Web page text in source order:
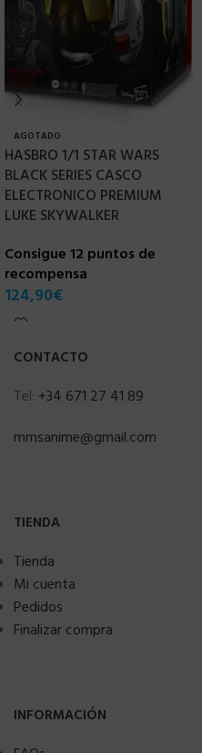
AGOTADO
HASBRO 1/1 STAR WARS
BLACK SERIES CASCO
ELECTRONICO PREMIUM
LUKE SKYWALKER
Consigue 12 puntos de
recompensa
124,90€
CONTACTO
Tel: +34 671 27 41 89
mmsanime@gmail.com
TIENDA
Tienda
Mi cuenta
Pedidos
Finalizar compra
INFORMACIÓN